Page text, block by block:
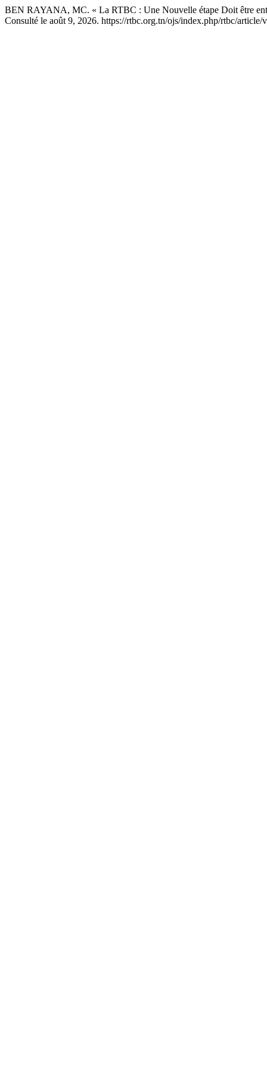
BEN RAYANA, MC. « La RTBC : Une Nouvelle étape Doit être
Consulté le août 9, 2026. https://rtbc.org.tn/ojs/index.php/rtbc/article/